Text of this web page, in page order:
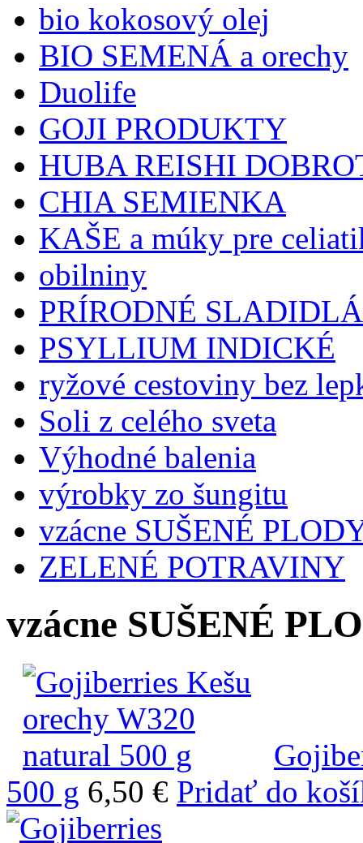
bio kokosový olej
BIO SEMENÁ a orechy
Duolife
GOJI PRODUKTY
HUBA REISHI
CHIA SEMIENKA
KAŠE a múky pre
obilniny
PRÍRODNÉ SLADIDLÁ
PSYLLIUM INDICKÉ
ryžové cestoviny bez
Soli z celého sveta
Výhodné balenia
výrobky zo šungitu
vzácne SUŠENÉ
ZELENÉ POTRAVINY
vzácne SUŠENÉ
500 g 6,50 € Pridať do